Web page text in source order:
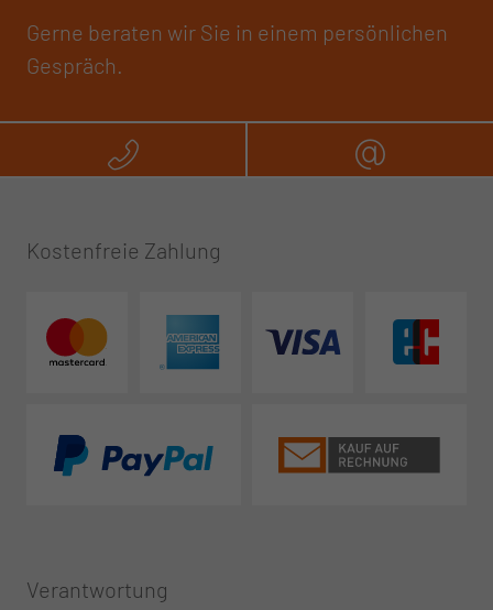
Gerne beraten wir Sie in einem persönlichen
Gespräch.
Rufen Sie uns an
Kostenfreie Zahlung
Verantwortung